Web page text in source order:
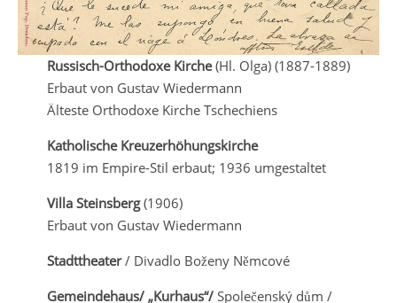
Russisch-Orthodoxe Kirche(Hl. Olga) (1887-1889)
Erbaut von Gustav Wiedermann
Älteste Orthodoxe Kirche Tschechiens
Katholische Kreuzerhöhungskirche
1819 im Empire-Stil erbaut; 1936 umgestaltet
Villa Steinsberg(1906)
Erbaut von Gustav Wiedermann
Stadttheater/ Divadlo Boženy Němcové
Gemeindehaus/ „Kurhaus“/ Společenský dům /